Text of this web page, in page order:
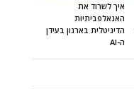
איך לשרוד את
האנאלפביתיוּת
הדיגיטלית בארגון בעידן
ה-AI